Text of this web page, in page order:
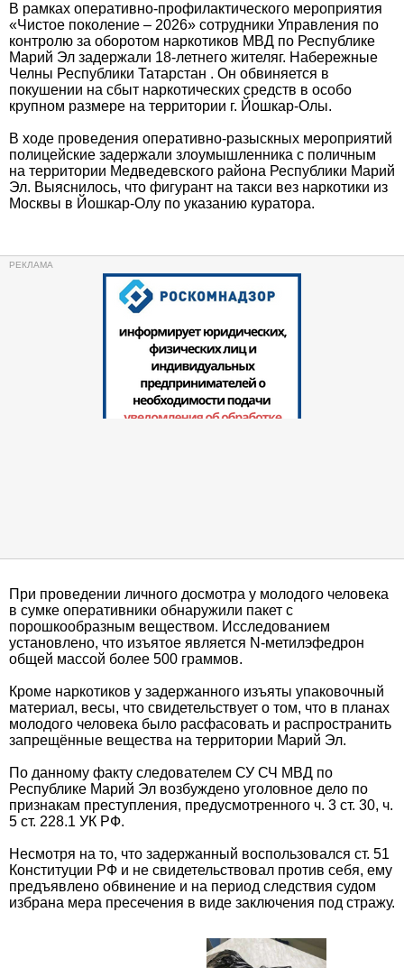
В рамках оперативно-профилактического мероприятия
«Чистое поколение – 2026» сотрудники Управления по
контролю за оборотом наркотиков МВД по Республике
Марий Эл задержали 18-летнего жителяг. Набережные
Челны Республики Татарстан . Он обвиняется в
покушении на сбыт наркотических средств в особо
крупном размере на территории г. Йошкар-Олы.
В ходе проведения оперативно-разыскных мероприятий
полицейские задержали злоумышленника с поличным
на территории Медведевского района Республики Марий
Эл. Выяснилось, что фигурант на такси вез наркотики из
Москвы в Йошкар-Олу по указанию куратора.
При проведении личного досмотра у молодого человека
в сумке оперативники обнаружили пакет с
порошкообразным веществом. Исследованием
установлено, что изъятое является N-метилэфедрон
общей массой более 500 граммов.
Кроме наркотиков у задержанного изъяты упаковочный
материал, весы, что свидетельствует о том, что в планах
молодого человека было расфасовать и распространить
запрещённые вещества на территории Марий Эл.
По данному факту следователем СУ СЧ МВД по
Республике Марий Эл возбуждено уголовное дело по
признакам преступления, предусмотренного ч. 3 ст. 30, ч.
5 ст. 228.1 УК РФ.
Несмотря на то, что задержанный воспользовался ст. 51
Конституции РФ и не свидетельствовал против себя, ему
предъявлено обвинение и на период следствия судом
избрана мера пресечения в виде заключения под стражу.